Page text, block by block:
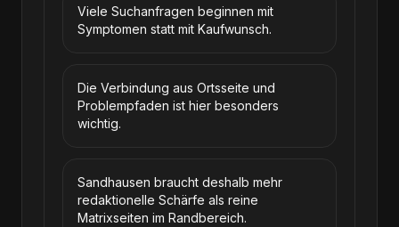
Viele Suchanfragen beginnen mit
Symptomen statt mit Kaufwunsch.
Die Verbindung aus Ortsseite und
Problempfaden ist hier besonders
wichtig.
Sandhausen braucht deshalb mehr
redaktionelle Schärfe als reine
Matrixseiten im Randbereich.